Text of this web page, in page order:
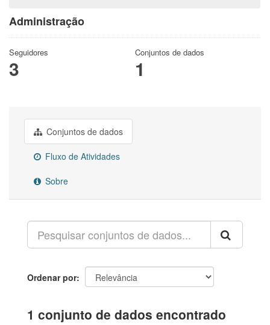
Administração
Seguidores
3
Conjuntos de dados
1
Conjuntos de dados
Fluxo de Atividades
Sobre
Ordenar por
1 conjunto de dados encontrado